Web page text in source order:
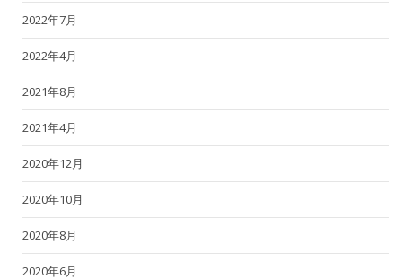
2022年7月
2022年4月
2021年8月
2021年4月
2020年12月
2020年10月
2020年8月
2020年6月